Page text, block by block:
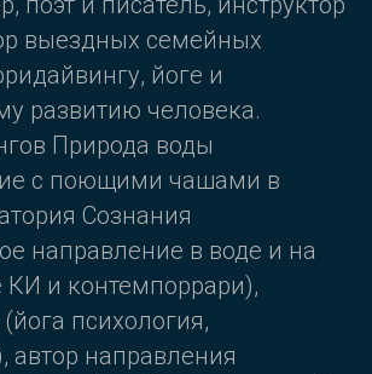
выездных семейных
йоге и
развитию человека.
Природа воды
с поющими чашами в
Сознания
направление в воде и на
КИ и контемпоррари),
психология,
автор направления